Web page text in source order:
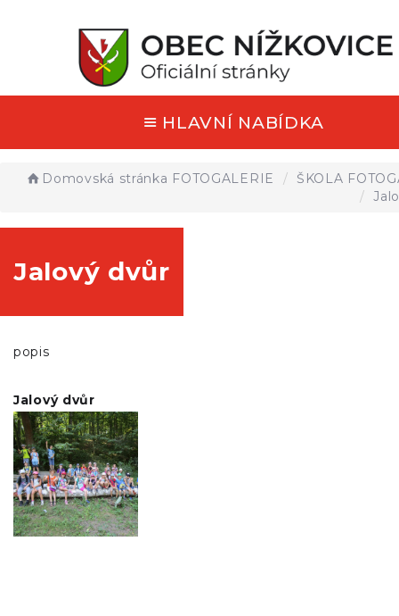
HLAVNÍ NABÍDKA
Domovská stránka FOTOGALERIE
ŠKOLA
Jalový dvůr
popis
Jalový dvůr